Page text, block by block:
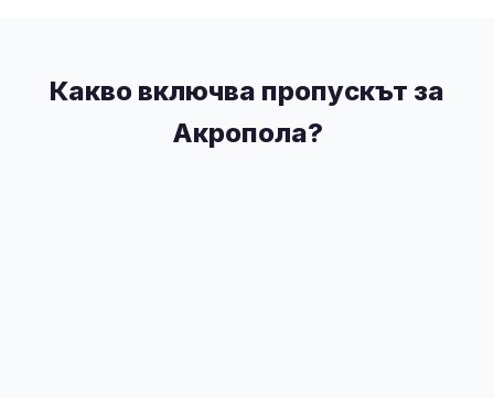
Какво включва пропускът за
Акропола?